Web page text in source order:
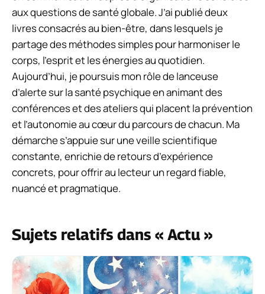
aux questions de santé globale. J’ai publié deux
livres consacrés au bien-être, dans lesquels je
partage des méthodes simples pour harmoniser le
corps, l’esprit et les énergies au quotidien.
Aujourd’hui, je poursuis mon rôle de lanceuse
d’alerte sur la santé psychique en animant des
conférences et des ateliers qui placent la prévention
et l’autonomie au cœur du parcours de chacun. Ma
démarche s’appuie sur une veille scientifique
constante, enrichie de retours d’expérience
concrets, pour offrir au lecteur un regard fiable,
nuancé et pragmatique.
Sujets relatifs dans « Actu »